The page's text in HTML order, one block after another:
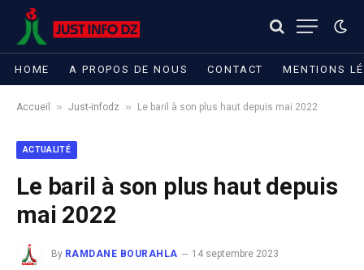
HOME A PROPOS DE NOUS CONTACT MENTIONS
Accueil » Just-infodz » Le baril à son plus haut depuis mai 2022
ACTUALITÉ
Le baril à son plus haut depuis
mai 2022
By RAMDANE BOURAHLA
14 septembre 2023